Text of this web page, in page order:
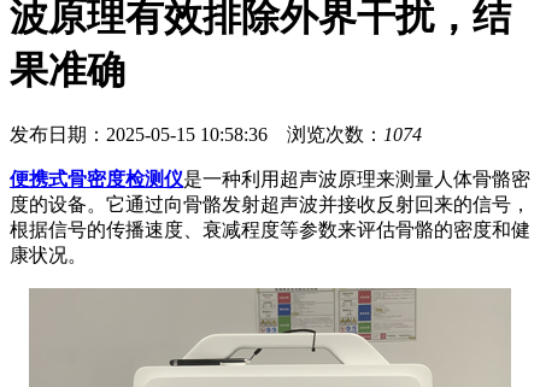
波原理有效排除外界干扰，结
果准确
发布日期：2025-05-15 10:58:36 浏览次数： 1074
便携式骨密度检测仪是一种利用超声波原理来测量人体骨骼密
度的设备。它通过向骨骼发射超声波并接收反射回来的信号，
根据信号的传播速度、衰减程度等参数来评估骨骼的密度和健
康状况。